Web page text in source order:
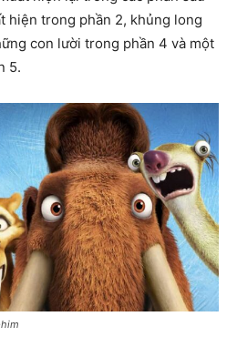
hiện trong phần 2, khủng long
con lười trong phần 4 và một
5.